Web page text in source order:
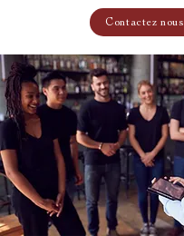
Contactez nous